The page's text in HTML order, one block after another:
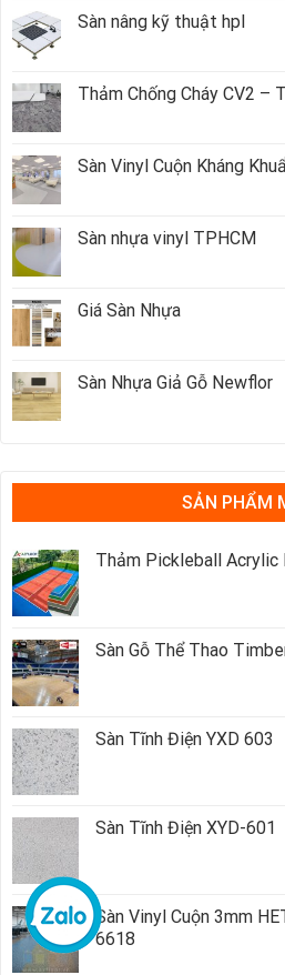
Sàn nâng kỹ thuật hpl
Thảm Chống Cháy CV2 –
Sàn Vinyl Cuộn Kháng
Sàn nhựa vinyl TPHCM
Giá Sàn Nhựa
Sàn Nhựa Giả Gỗ Newflor
SẢN PHẨM
Thảm Pickleball Acrylic
Sàn Gỗ Thể Thao
Sàn Tĩnh Điện YXD 603
Sàn Tĩnh Điện XYD-601
Sàn Vinyl Cuộn 3mm
6618